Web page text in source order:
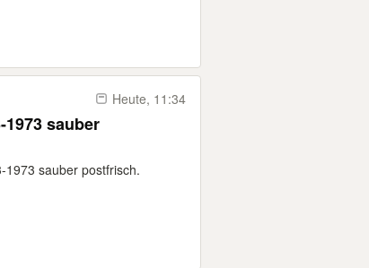
Heute, 11:34
sauber
1973 sauber postfrisch.